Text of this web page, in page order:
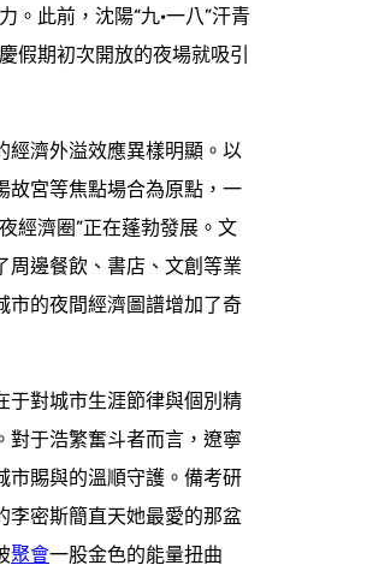
。此前，沈陽“九·一八”汗青
假期初次開放的夜場就吸引
經濟外溢效應異樣明顯。以
故宮等焦點場合為原點，一
經濟圈”正在蓬勃發展。文
周邊餐飲、書店、文創等業
市的夜間經濟圖譜增加了奇
于對城市生涯節律與個別精
對于浩繁奮斗者而言，遼寧
市賜與的溫順守護。備考研
李密斯簡直天她最愛的那盆
聚會一股金色的能量扭曲